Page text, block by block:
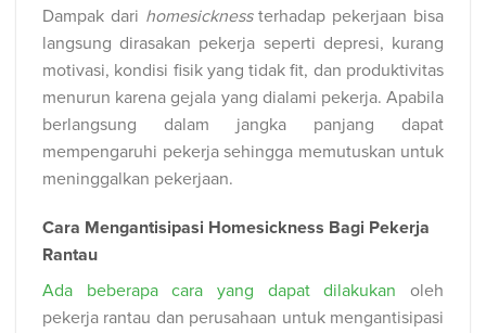
Dampak dari homesicknessterhadap pekerjaan bisa
langsung dirasakan pekerja seperti depresi, kurang
motivasi, kondisi fisik yang tidak fit, dan produktivitas
menurun karena gejala yang dialami pekerja. Apabila
berlangsung dalam jangka panjang dapat
mempengaruhi pekerja sehingga memutuskan untuk
meninggalkan pekerjaan.
Cara Mengantisipasi Homesickness Bagi Pekerja
Rantau
Ada beberapa cara yang dapat dilakukan oleh
pekerja rantau dan perusahaan untuk mengantisipasi